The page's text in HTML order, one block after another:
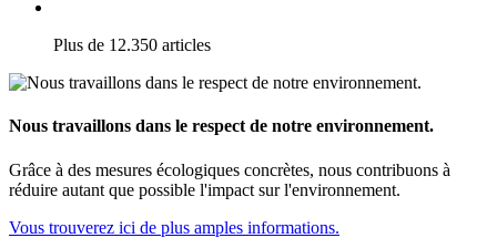
Plus de 12.350 articles
Nous travaillons dans le respect de notre environnement.
Grâce à des mesures écologiques concrètes, nous contribuons à
réduire autant que possible l'impact sur l'environnement.
Vous trouverez ici de plus amples informations.